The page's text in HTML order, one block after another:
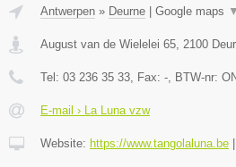
Antwerpen » Deurne | Google maps ▼
August van de Wielelei 65 2100
Tel: 03 236 35 33 , Fax: - , BTW-nr:
E-mail › La Luna vzw
Website: https://www.tangolaluna.be |